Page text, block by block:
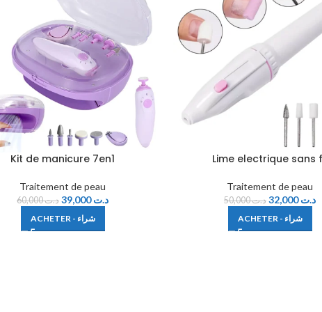
Kit de manicure 7en1
Traitement de peau
د.ت60,000 د.ت39,000
ACHETER - شراء
Lime electrique sans
Traitement de peau
د.ت50,000 د.ت32,000
ACHETER - شراء